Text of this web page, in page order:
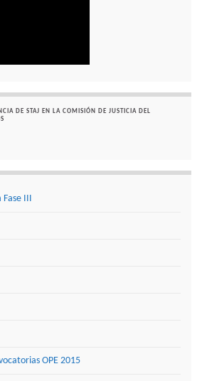
DE STAJ EN LA COMISIÓN DE JUSTICIA DEL
III
OPE 2015